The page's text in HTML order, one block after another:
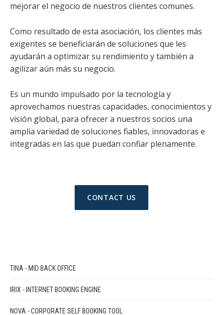
mejorar el negocio de nuestros clientes comunes.
Como resultado de esta asociación, los clientes más
exigentes se beneficiarán de soluciones que les
ayudarán a optimizar su rendimiento y también a
agilizar aún más su negocio.
Es un mundo impulsado por la tecnología y
aprovechamos nuestras capacidades, conocimientos y
visión global, para ofrecer a nuestros socios una
amplia variedad de soluciones fiables, innovadoras e
integradas en las que puedan confiar plenamente.
CONTACT US
TINA - MID BACK OFFICE
IRIX - INTERNET BOOKING ENGINE
NOVA - CORPORATE SELF BOOKING TOOL